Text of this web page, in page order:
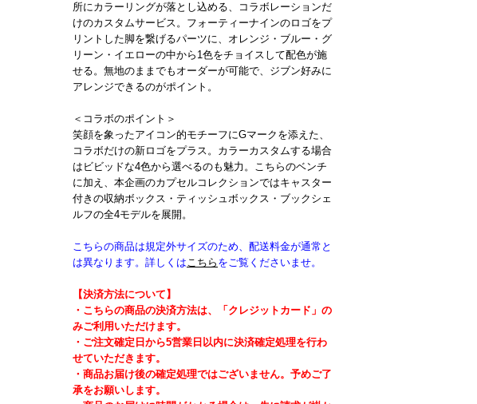
所にカラーリングが落とし込める、コラボレーションだ
けのカスタムサービス。フォーティーナインのロゴをプ
リントした脚を繋げるパーツに、オレンジ・ブルー・グ
リーン・イエローの中から1色をチョイスして配色が施
せる。無地のままでもオーダーが可能で、ジブン好みに
アレンジできるのがポイント。
＜コラボのポイント＞
笑顔を象ったアイコン的モチーフにGマークを添えた、
コラボだけの新ロゴをプラス。カラーカスタムする場合
はビビッドな4色から選べるのも魅力。こちらのベンチ
に加え、本企画のカプセルコレクションではキャスター
付きの収納ボックス・ティッシュボックス・ブックシェ
ルフの全4モデルを展開。
こちらの商品は規定外サイズのため、配送料金が通常と
は異なります。詳しくはこちら をご覧くださいませ。
【決済方法について】
・こちらの商品の決済方法は、「クレジットカード」の
みご利用いただけます。
・ご注文確定日から5営業日以内に決済確定処理を行わ
せていただきます。
・商品お届け後の確定処理ではございません。予めご了
承をお願いします。